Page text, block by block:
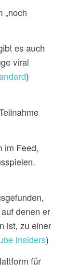
„noch
es auch
viral
)
im Feed,
denen er
ist, zu einer
Insiders)
für